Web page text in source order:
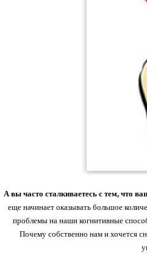
А вы часто сталкиваетесь с тем, что
еще начинает оказывать большое
проблемы на наши когнитивные
Почему собственно нам и хочется